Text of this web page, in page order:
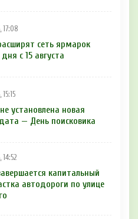
17:08
сеть ярмарок
с 15 августа
установлена новая
— День поисковика
14:52
капитальный
автодороги по улице